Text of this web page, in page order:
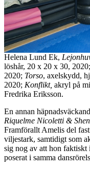
Helena Lund Ek,
löshår, 20 x 20 x 30, 2020;
2020; Torso,​ axelskydd,
2020; Konflikt,
akryl på
Fredrika Eriksson.
En annan
Riquelme Nicoletti &
Framförallt Amelis del
viljestark, samtidigt som
sig nog av att hon faktiskt
poserat i samma